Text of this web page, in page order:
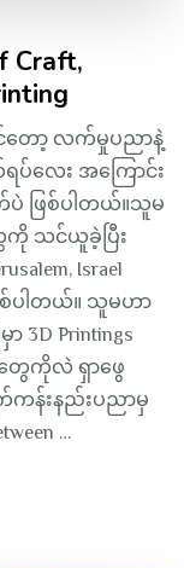
Craft,
င်တော့ လက်မှုပညာနဲ့
ပ်လေး အကြောင်း
ဖြစ်ပါတယ်။သူမ
သင်ယူခဲ့ပြီး
Israel
စ်ပါတယ်။ သူမဟာ
Printings
တွေကိုလဲ ရှာဖွေ
က်ကန်းနည်းပညာမှ
…